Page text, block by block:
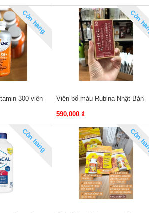
Còn hàng
300 viên
Còn
Viên bổ máu Rubina Nhật Bản
590,000 ₫
Còn hàng Còn